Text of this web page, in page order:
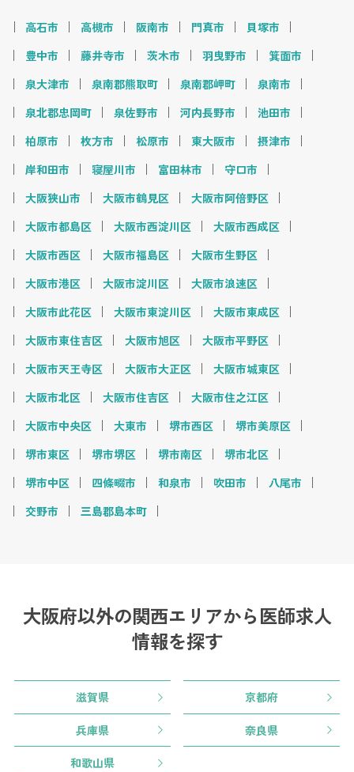
高石市 高槻市 阪南市 門真市
貝塚市
豊中市
藤井寺市 茨木市 羽曳野市
箕面市
泉大津市
泉南郡熊取町 泉南郡岬町
泉南市
泉北郡忠岡町
泉佐野市 河内長野市
池田市
柏原市
枚方市 松原市 東大阪市
摂津市
岸和田市
寝屋川市 富田林市
守口市
大阪狭山市
大阪市鶴見区
大阪市阿倍野区
大阪市都島区
大阪市西淀川区
大阪市西成区
大阪市西区
大阪市福島区
大阪市生野区
大阪市港区
大阪市淀川区
大阪市浪速区
大阪市此花区
大阪市東淀川区
大阪市東成区
大阪市東住吉区
大阪市旭区
大阪市平野区
大阪市天王寺区
大阪市大正区
大阪市城東区
大阪市北区
大阪市住吉区
大阪市住之江区
大阪市中央区
大東市 堺市西区
堺市美原区
堺市東区
堺市堺区 堺市南区
堺市北区
堺市中区
四條畷市 和泉市 吹田市
八尾市
交野市
三島郡島本町
大阪府以外の関西エリアから医師求人
情報を探す
滋賀県 京都府
兵庫県 奈良県
和歌山県